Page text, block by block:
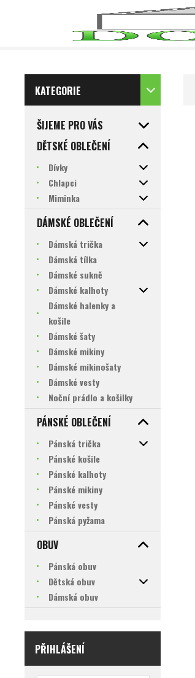
KATEGORIE
ŠIJEME PRO VÁS
DĚTSKÉ OBLEČENÍ
Dívky
Chlapci
Miminka
DÁMSKÉ OBLEČENÍ
Dámská trička
Dámská tílka
Dámské sukně
Dámské kalhoty
Dámské halenky a
košile
Dámské šaty
Dámské mikiny
Dámské mikinošaty
Dámské vesty
Noční prádlo a košilky
PÁNSKÉ OBLEČENÍ
Pánská trička
Pánské košile
Pánské kalhoty
Pánské mikiny
Pánské vesty
Pánská pyžama
OBUV
Pánská obuv
Dětská obuv
Dámská obuv
PŘIHLÁŠENÍ